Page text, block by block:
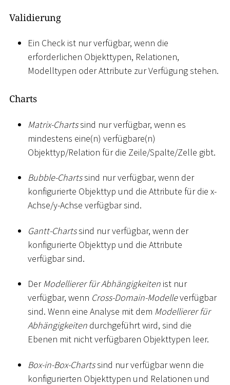
Validierung
Ein Check ist nur verfügbar, wenn die
erforderlichen Objekttypen, Relationen,
Modelltypen oder Attribute zur Verfügung stehen.
Charts
Matrix-Chartssind nur verfügbar, wenn es
mindestens eine(n) verfügbare(n)
Objekttyp/Relation für die Zeile/Spalte/Zelle gibt.
Bubble-Chartssind nur verfügbar, wenn der
konfigurierte Objekttyp und die Attribute für die x-
Achse/y-Achse verfügbar sind.
Gantt-Chartssind nur verfügbar, wenn der
konfigurierte Objekttyp und die Attribute
verfügbar sind.
DerModellierer für Abhängigkeiten ist nur
verfügbar, wenn Cross-Domain-Modelleverfügbar
sind. Wenn eine Analyse mit dem Modellierer für
Abhängigkeiten durchgeführt wird, sind die
Ebenen mit nicht verfügbaren Objekttypen leer.
Box-in-Box-Chartssind nur verfügbar wenn die
konfigurierten Objekttypen und Relationen und